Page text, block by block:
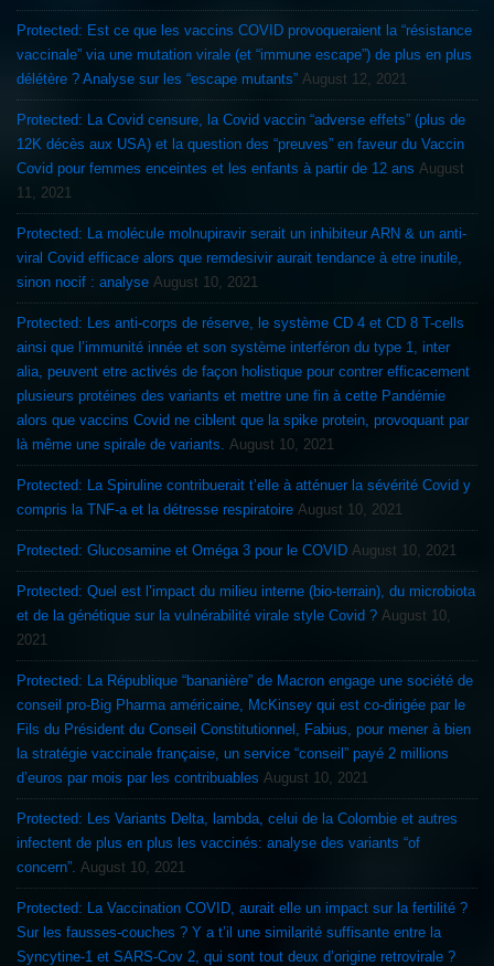
Protected: Est ce que les vaccins COVID provoqueraient la “résistance
vaccinale” via une mutation virale (et “immune escape”) de plus en plus
délétère ? Analyse sur les “escape mutants” August 12, 2021
Protected: La Covid censure, la Covid vaccin “adverse effets” (plus de
12K décès aux USA) et la question des “preuves” en faveur du Vaccin
Covid pour femmes enceintes et les enfants à partir de 12 ans August
11, 2021
Protected: La molécule molnupiravir serait un inhibiteur ARN & un anti-
viral Covid efficace alors que remdesivir aurait tendance à etre inutile,
sinon nocif : analyse August 10, 2021
Protected: Les anti-corps de réserve, le système CD 4 et CD 8 T-cells
ainsi que l’immunité innée et son système interféron du type 1, inter
alia, peuvent etre activés de façon holistique pour contrer efficacement
plusieurs protéines des variants et mettre une fin à cette Pandémie
alors que vaccins Covid ne ciblent que la spike protein, provoquant par
là même une spirale de variants.
August 10, 2021
Protected: La Spiruline contribuerait t’elle à atténuer la sévérité Covid y
compris la TNF-a et la détresse respiratoire August 10, 2021
Protected: Glucosamine et Oméga 3 pour le COVID August 10, 2021
Protected: Quel est l’impact du milieu interne (bio-terrain), du microbiota
et de la génétique sur la vulnérabilité virale style Covid ? August 10,
2021
Protected: La République “bananière” de Macron engage une société de
conseil pro-Big Pharma américaine, McKinsey qui est co-dirigée par le
Fils du Président du Conseil Constitutionnel, Fabius, pour mener à bien
la stratégie vaccinale française, un service “conseil” payé 2 millions
d’euros par mois par les contribuables August 10, 2021
Protected: Les Variants Delta, lambda, celui de la Colombie et autres
infectent de plus en plus les vaccinés: analyse des variants “of
concern”. August 10, 2021
Protected: La Vaccination COVID, aurait elle un impact sur la fertilité ?
Sur les fausses-couches ? Y a t’il une similarité suffisante entre la
Syncytine-1 et SARS-Cov 2, qui sont tout deux d’origine retrovirale ?